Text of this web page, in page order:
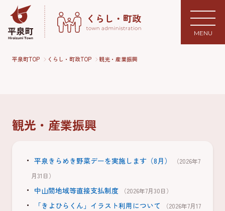
MENU
平泉町TOP くらし・町政TOP 観光・産業振興
観光・産業振興
平泉きらめき野菜デーを実施します（8月）
（2026年7
月31日）
中山間地域等直接支払制度 （2026年7月30日）
「きよひらくん」イラスト利用について
（2026年7月17